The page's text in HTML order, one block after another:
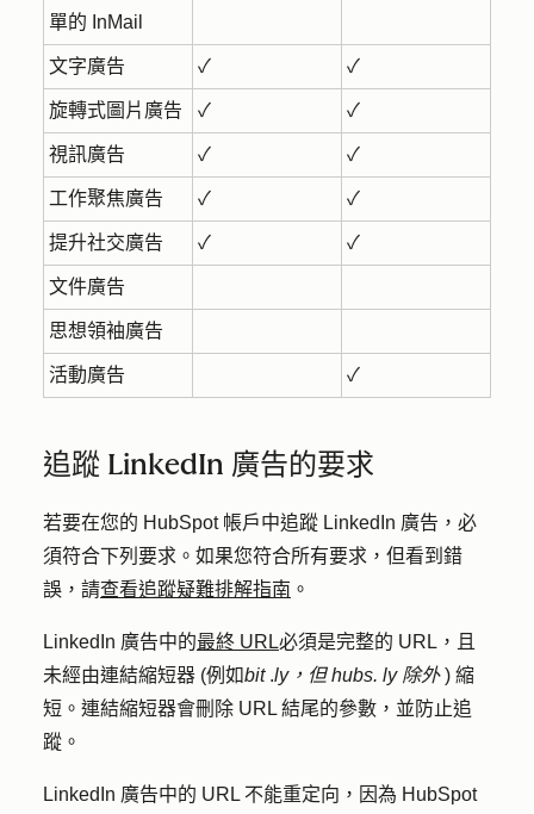
單的 InMail
文字廣告 ✓ ✓
旋轉式圖片廣告 ✓ ✓
視訊廣告 ✓ ✓
工作聚焦廣告 ✓ ✓
提升社交廣告 ✓ ✓
文件廣告
思想領袖廣告
活動廣告 ✓
追蹤 LinkedIn 廣告的要求
若要在您的 HubSpot 帳戶中追蹤 LinkedIn 廣告，必
須符合下列要求。如果您符合所有要求，但看到錯
誤，請查看追蹤疑難排解指南 。
LinkedIn 廣告中的最終 URL必須是完整的 URL，且
未經由連結縮短器 (例如bit .ly，但hubs. ly 除外) 縮
短。連結縮短器會刪除 URL 結尾的參數，並防止追
蹤。
LinkedIn 廣告中的 URL 不能重定向，因為 HubSpot